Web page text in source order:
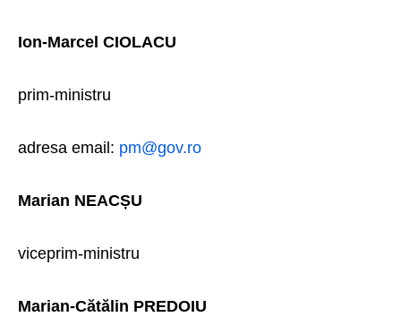
Ion-Marcel CIOLACU
prim-ministru
adresa email: pm@gov.ro
Marian NEACȘU
viceprim-ministru
Marian-Cătălin PREDOIU